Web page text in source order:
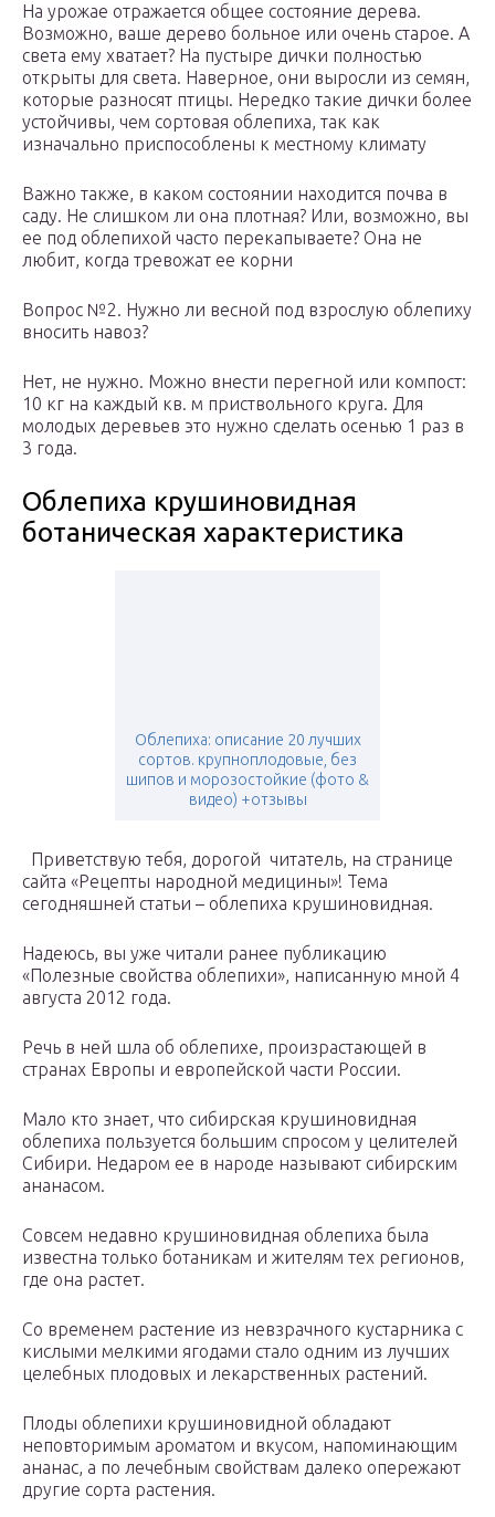
На урожае отражается общее состояние дерева.
Возможно, ваше дерево больное или очень старое. А
света ему хватает? На пустыре дички полностью
открыты для света. Наверное, они выросли из семян,
которые разносят птицы. Нередко такие дички более
устойчивы, чем сортовая облепиха, так как
изначально приспособлены к местному климату
Важно также, в каком состоянии находится почва в
саду. Не слишком ли она плотная? Или, возможно, вы
ее под облепихой часто перекапываете? Она не
любит, когда тревожат ее корни
Вопрос №2. Нужно ли весной под взрослую облепиху
вносить навоз?
Нет, не нужно. Можно внести перегной или компост:
10 кг на каждый кв. м приствольного круга. Для
молодых деревьев это нужно сделать осенью 1 раз в
3 года.
Облепиха крушиновидная
ботаническая характеристика
Облепиха: описание 20 лучших
сортов. крупноплодовые, без
шипов и морозостойкие (фото &
видео) +отзывы
Приветствую тебя, дорогой читатель, на странице
сайта «Рецепты народной медицины»! Тема
сегодняшней статьи – облепиха крушиновидная.
Надеюсь, вы уже читали ранее публикацию
«Полезные свойства облепихи», написанную мной 4
августа 2012 года.
Речь в ней шла об облепихе, произрастающей в
странах Европы и европейской части России.
Мало кто знает, что сибирская крушиновидная
облепиха пользуется большим спросом у целителей
Сибири. Недаром ее в народе называют сибирским
ананасом.
Совсем недавно крушиновидная облепиха была
известна только ботаникам и жителям тех регионов,
где она растет.
Со временем растение из невзрачного кустарника с
кислыми мелкими ягодами стало одним из лучших
целебных плодовых и лекарственных растений.
Плоды облепихи крушиновидной обладают
неповторимым ароматом и вкусом, напоминающим
ананас, а по лечебным свойствам далеко опережают
другие сорта растения.